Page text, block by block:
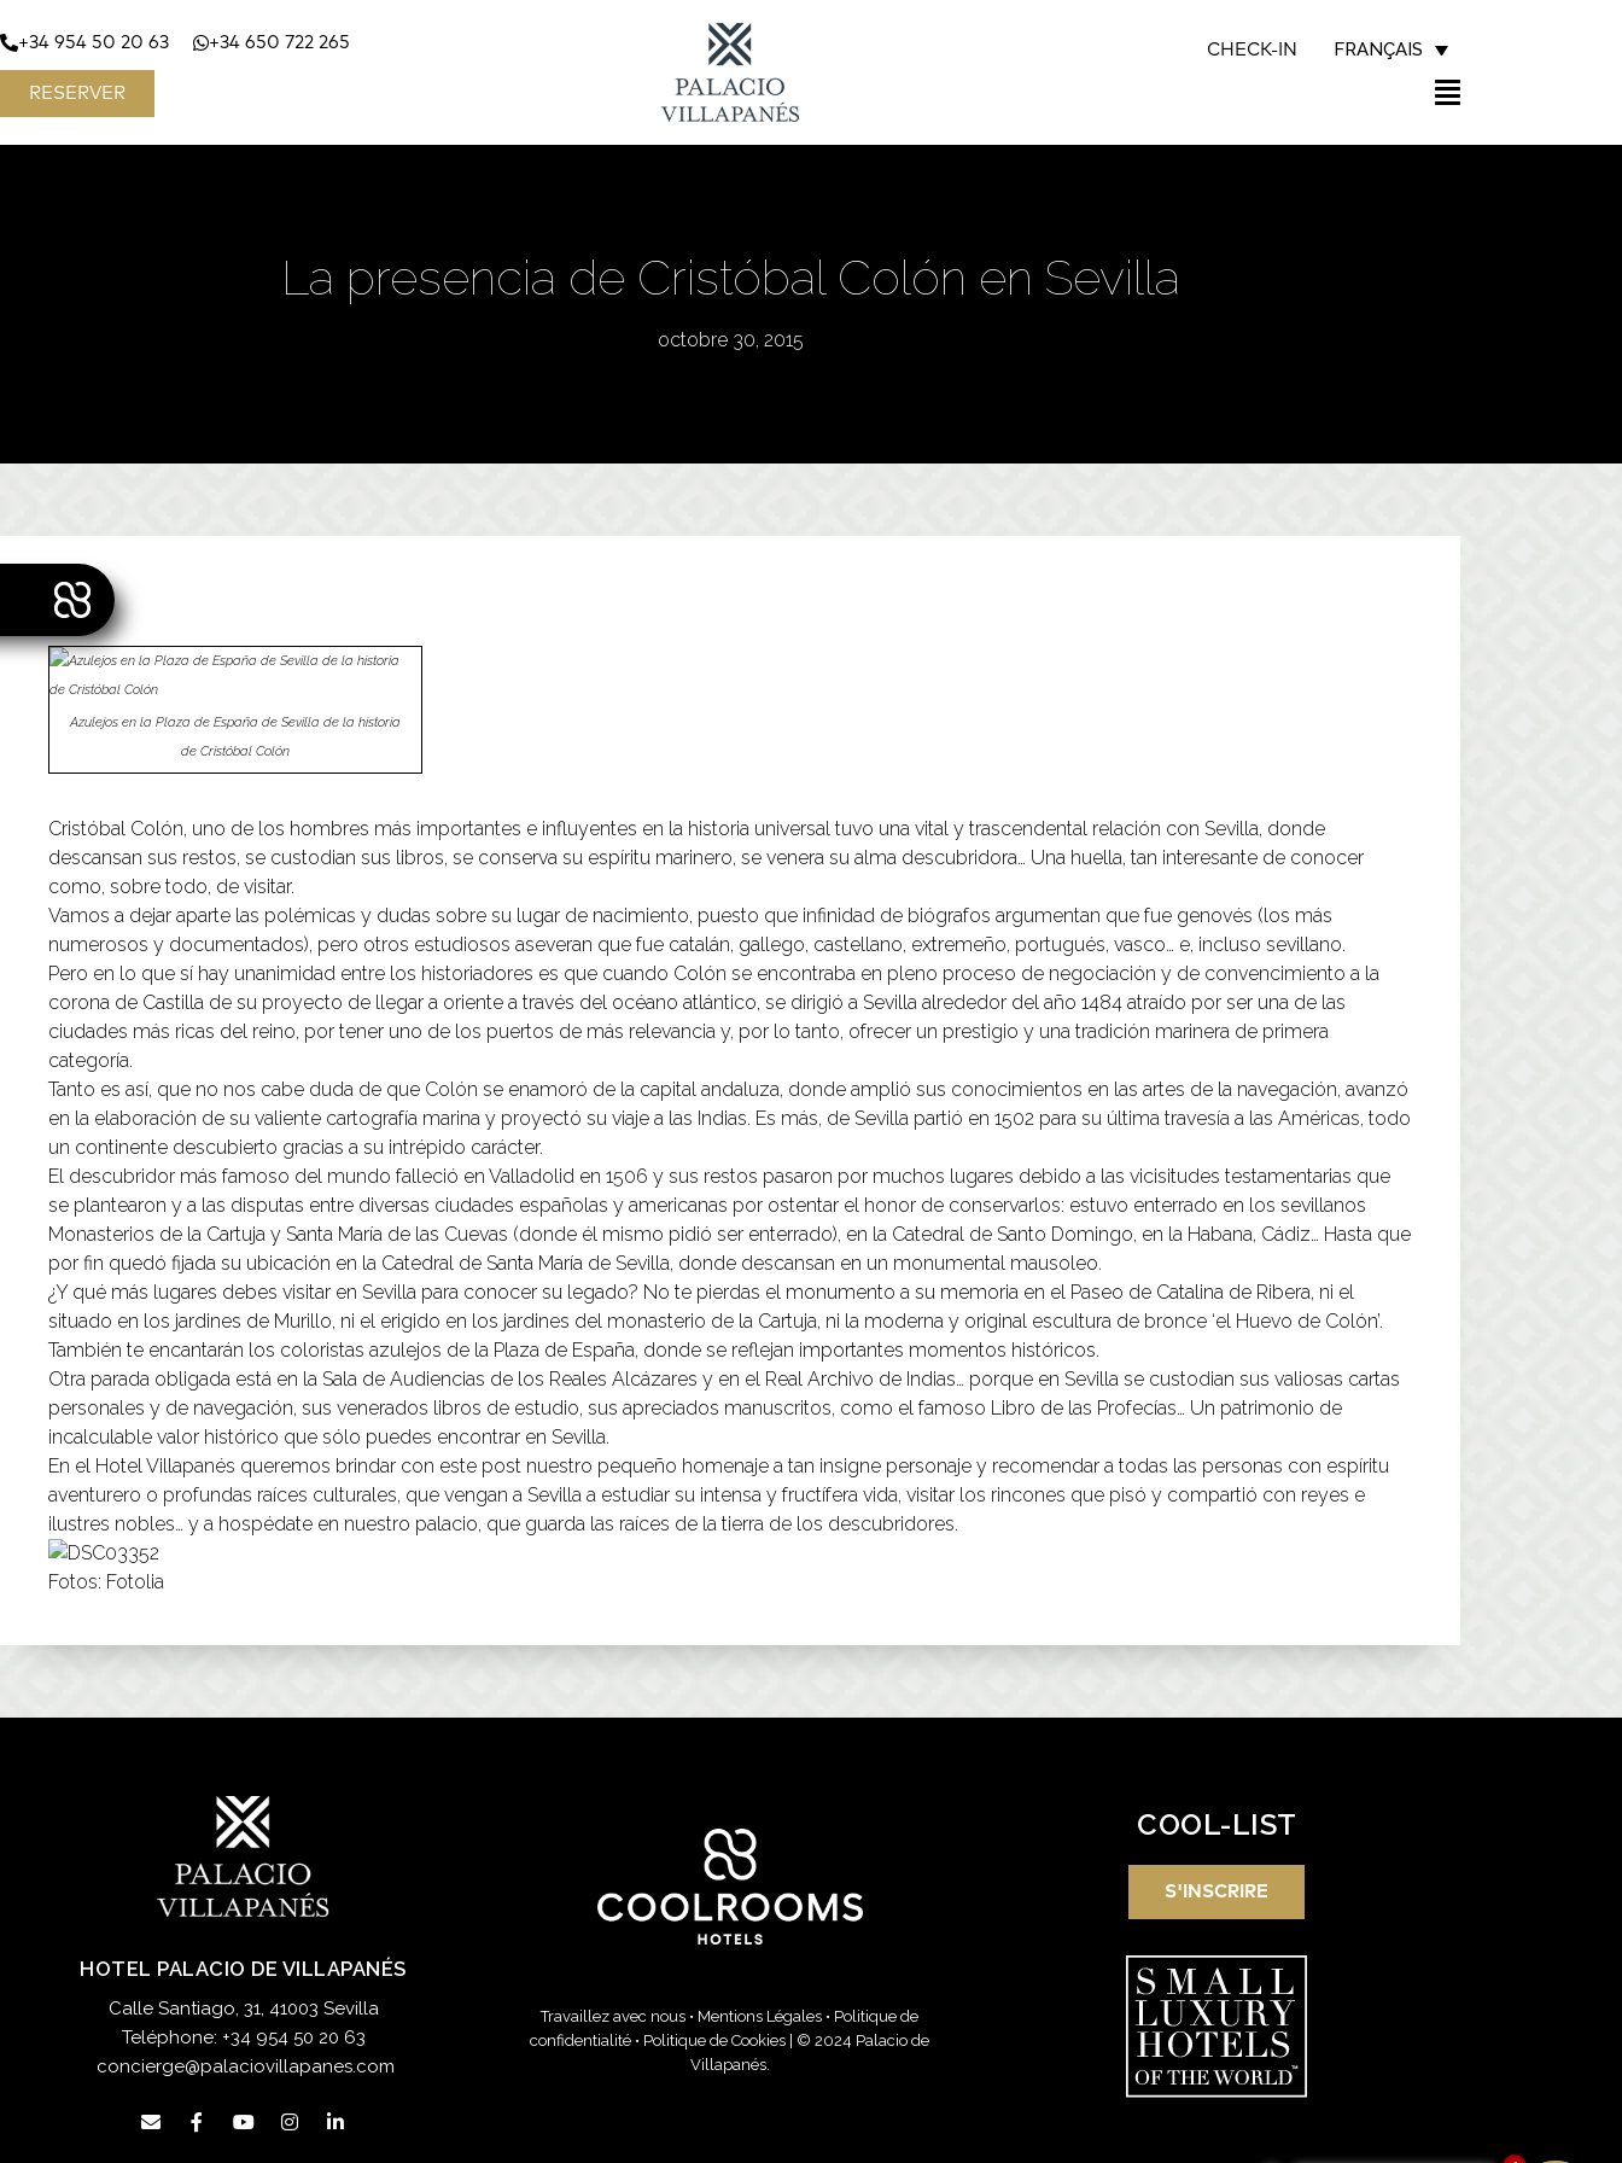
+34 954 50 20 63 +34 650 722 265
RESERVER
CHECK-IN FRANÇAIS
La presencia de Cristóbal Colón en Sevilla
octobre 30, 2015
Azulejos en la Plaza de España de Sevilla de la historia
de Cristóbal Colón
Cristóbal Colón, uno de los hombres más importantes e influyentes en la historia universal tuvo una vital y trascendental relación con Sevilla, donde
descansan sus restos, se custodian sus libros, se conserva su espíritu marinero, se venera su alma descubridora… Una huella, tan interesante de conocer
como, sobre todo, de visitar.
Vamos a dejar aparte las polémicas y dudas sobre su lugar de nacimiento, puesto que infinidad de biógrafos argumentan que fue genovés (los más
numerosos y documentados), pero otros estudiosos aseveran que fue catalán, gallego, castellano, extremeño, portugués, vasco… e, incluso sevillano.
Pero en lo que sí hay unanimidad entre los historiadores es que cuando Colón se encontraba en pleno proceso de negociación y de convencimiento a la
corona de Castilla de su proyecto de llegar a oriente a través del océano atlántico, se dirigió a Sevilla alrededor del año 1484 atraído por ser una de las
ciudades más ricas del reino, por tener uno de los puertos de más relevancia y, por lo tanto, ofrecer un prestigio y una tradición marinera de primera
categoría.
Tanto es así, que no nos cabe duda de que Colón se enamoró de la capital andaluza, donde amplió sus conocimientos en las artes de la navegación, avanzó
en la elaboración de su valiente cartografía marina y proyectó su viaje a las Indias. Es más, de Sevilla partió en 1502 para su última travesía a las Américas, todo
un continente descubierto gracias a su intrépido carácter.
El descubridor más famoso del mundo falleció en Valladolid en 1506 y sus restos pasaron por muchos lugares debido a las vicisitudes testamentarias que
se plantearon y a las disputas entre diversas ciudades españolas y americanas por ostentar el honor de conservarlos: estuvo enterrado en los sevillanos
Monasterios de la Cartuja y Santa María de las Cuevas (donde él mismo pidió ser enterrado), en la Catedral de Santo Domingo, en la Habana, Cádiz… Hasta que
por fin quedó fijada su ubicación en la Catedral de Santa María de Sevilla, donde descansan en un monumental mausoleo.
¿Y qué más lugares debes visitar en Sevilla para conocer su legado? No te pierdas el monumento a su memoria en el Paseo de Catalina de Ribera, ni el
situado en los jardines de Murillo, ni el erigido en los jardines del monasterio de la Cartuja, ni la moderna y original escultura de bronce ‘el Huevo de Colón’.
También te encantarán los coloristas azulejos de la Plaza de España, donde se reflejan importantes momentos históricos.
Otra parada obligada está en la Sala de Audiencias de los Reales Alcázares y en el Real Archivo de Indias… porque en Sevilla se custodian sus valiosas cartas
personales y de navegación, sus venerados libros de estudio, sus apreciados manuscritos, como el famoso Libro de las Profecías… Un patrimonio de
incalculable valor histórico que sólo puedes encontrar en Sevilla.
En el Hotel Villapanés queremos brindar con este post nuestro pequeño homenaje a tan insigne personaje y recomendar a todas las personas con espíritu
aventurero o profundas raíces culturales, que vengan a Sevilla a estudiar su intensa y fructífera vida, visitar los rincones que pisó y compartió con reyes e
ilustres nobles… y a hospédate en nuestro palacio, que guarda las raíces de la tierra de los descubridores.
Fotos: Fotolia
HOTEL PALACIO DE VILLAPANÉS
Calle Santiago, 31, 41003 Sevilla
Teléphone: +34 954 50 20 63
concierge@palaciovillapanes.com
Travaillez avec nous • Mentions Légales • Politique de
confidentialité • Politique de Cookies | © 2024 Palacio de
Villapanés.
COOL-LIST
S'INSCRIRE